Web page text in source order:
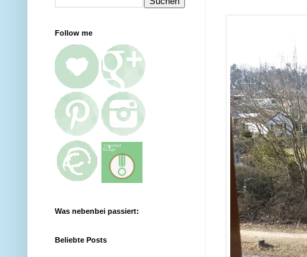
Follow me
Was nebenbei passiert:
Beliebte Posts